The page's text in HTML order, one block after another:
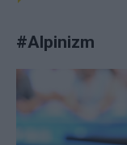
#Alpinizm